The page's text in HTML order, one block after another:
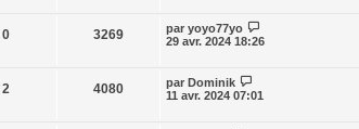
0 3269 par yoyo77yo
29 avr. 2024 18:26
2 4080 par Dominik
11 avr. 2024 07:01